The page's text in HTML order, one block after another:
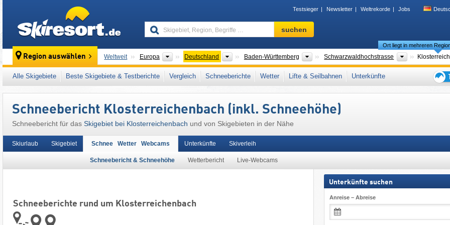
Testsieger Newsletter Weltrekorde Jobs
Skigebiet,
Region,
…
suchen
Region auswählen Weltweit Europa Kontinente
Deutschland LänderBaden-Württemberg Bundesländer
Schwarzwaldhochstrasse Bitte wählen
Ort liegt in mehreren
Dieser Ort liegt auch in: Freudenstadt , Nordschwarzwald Karlsruhe (Bezirk), Schwarzwald, Süddeutschland Westeuropa,
Europäische Union
Alle Skigebiete Beste Skigebiete & Testberichte Vergleich Schneeberichte Wetter Lifte & Seilbahnen
Unterkünfte
Schneebericht Klosterreichenbach (inkl. Schneehöhe)
Schneebericht für das Skigebiet bei Klosterreichenbach und von Skigebieten in der Nähe
Skiurlaub Skigebiet Schnee Wetter Webcams
Schneebericht & Schneehöhe Wetterbericht Live-Webcams
Unterkünfte Skiverleih
Schneeberichte rund um Klosterreichenbach
Unterkünfte suchen
Anreise – Abreise